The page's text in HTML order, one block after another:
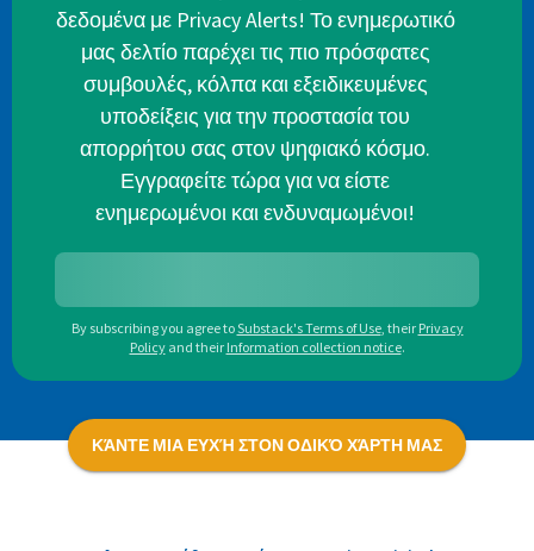
δεδομένα με Privacy Alerts! Το ενημερωτικό
μας δελτίο παρέχει τις πιο πρόσφατες
συμβουλές, κόλπα και εξειδικευμένες
υποδείξεις για την προστασία του
απορρήτου σας στον ψηφιακό κόσμο.
Εγγραφείτε τώρα για να είστε
ενημερωμένοι και ενδυναμωμένοι!
By subscribing you agree toSubstack's Terms of Use, their Privacy
Policy and their Information collection notice.
ΚΆΝΤΕ ΜΙΑ ΕΥΧΉ ΣΤΟΝ ΟΔΙΚΌ ΧΆΡΤΗ ΜΑΣ